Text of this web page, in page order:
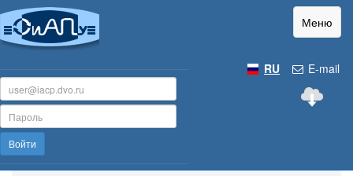
Меню
E-mail
RU
Войти